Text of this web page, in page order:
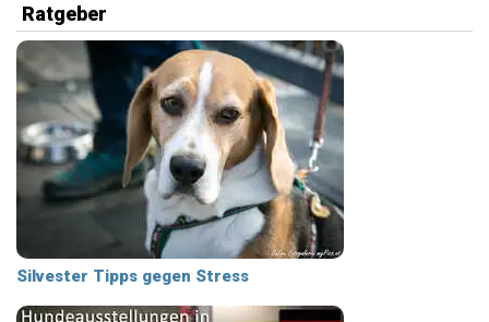
Ratgeber
Silvester Tipps gegen Stress